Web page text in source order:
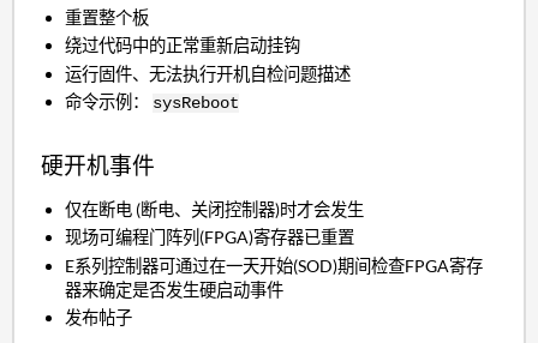
重置整个板
绕过代码中的正常重新启动挂钩
运行固件、无法执行开机自检问题描述
命令示例： sysReboot
硬开机事件
仅在断电 (断电、关闭控制器)时才会发生
现场可编程门阵列(FPGA)寄存器已重置
E系列控制器可通过在一天开始(SOD)期间检查FPGA寄存
器来确定是否发生硬启动事件
发布帖子